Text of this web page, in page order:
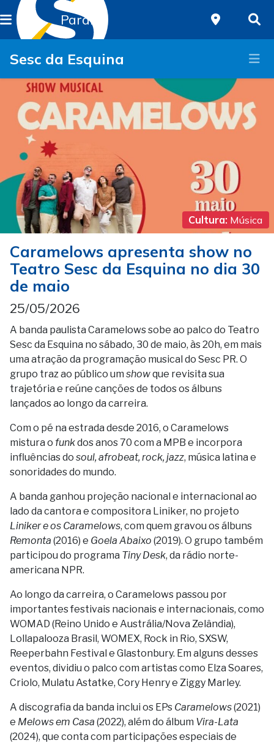
Paraná
Sesc da Esquina
Cultura: Música
Caramelows apresenta show no
Teatro Sesc da Esquina no dia 30
de maio
25/05/2026
A banda paulista Caramelows sobe ao palco do Teatro
Sesc da Esquina no sábado, 30 de maio, às 20h, em mais
uma atração da programação musical do Sesc PR. O
grupo traz ao público um showque revisita sua
trajetória e reúne canções de todos os álbuns
lançados ao longo da carreira.
Com o pé na estrada desde 2016, o Caramelows
mistura o funkdos anos 70 com a MPB e incorpora
influências do soul, afrobeat, rock, jazz, música latina e
sonoridades do mundo.
A banda ganhou projeção nacional e internacional ao
lado da cantora e compositora Liniker, no projeto
Liniker e os Caramelows, com quem gravou os álbuns
Remonta (2016) e Goela Abaixo (2019). O grupo também
participou do programa Tiny Desk, da rádio norte-
americana NPR.
Ao longo da carreira, o Caramelows passou por
importantes festivais nacionais e internacionais, como
WOMAD (Reino Unido e Austrália/Nova Zelândia),
Lollapalooza Brasil, WOMEX, Rock in Rio, SXSW,
Reeperbahn Festival e Glastonbury. Em alguns desses
eventos, dividiu o palco com artistas como Elza Soares,
Criolo, Mulatu Astatke, Cory Henry e Ziggy Marley.
A discografia da banda inclui os EPs Caramelows(2021)
e Melows em Casa (2022), além do álbum Vira-Lata
(2024), que conta com participações especiais de